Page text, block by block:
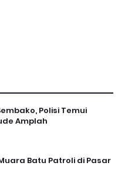
Polisi Temui
Amplah
Batu Patroli di Pasar